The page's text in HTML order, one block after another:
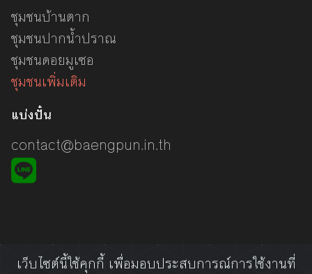
เว็บไซต์นี้ใช้คุกกี้ เพื่อมอบประสบการณ์การใช้งานที่
ชุมชนบ้านตาก
ชุมชนปากน้ำปราณ
ชุมชนดอยมูเซอ
ชุมชนเพิ่มเติม
แบ่งปั๋น
contact@baengpun.in.th